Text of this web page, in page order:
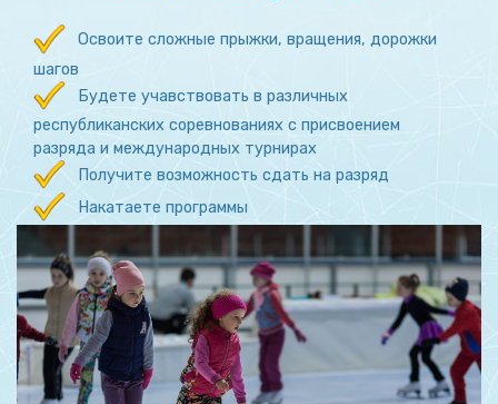
Освоите сложные прыжки, вращения, дорожки
шагов
Будете учавствовать в различных
республиканских соревнованиях с присвоением
разряда и международных турнирах
Получите возможность сдать на разряд
Накатаете программы